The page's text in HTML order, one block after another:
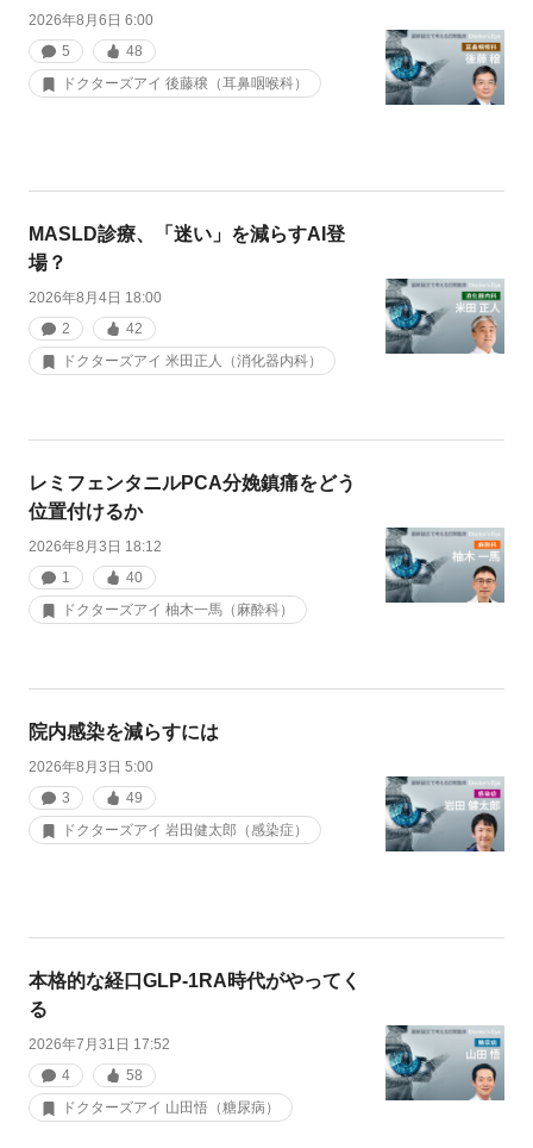
2026年8月6日 6:00
5
48
ドクターズアイ 後藤穣（耳鼻咽喉科）
MASLD診療、「迷い」を減らすAI登
場？
2026年8月4日 18:00
2
42
ドクターズアイ 米田正人（消化器内科）
レミフェンタニルPCA分娩鎮痛をどう
位置付けるか
2026年8月3日 18:12
1
40
ドクターズアイ 柚木一馬（麻酔科）
院内感染を減らすには
2026年8月3日 5:00
3
49
ドクターズアイ 岩田健太郎（感染症）
本格的な経口GLP-1RA時代がやってく
る
2026年7月31日 17:52
4
58
ドクターズアイ 山田悟（糖尿病）